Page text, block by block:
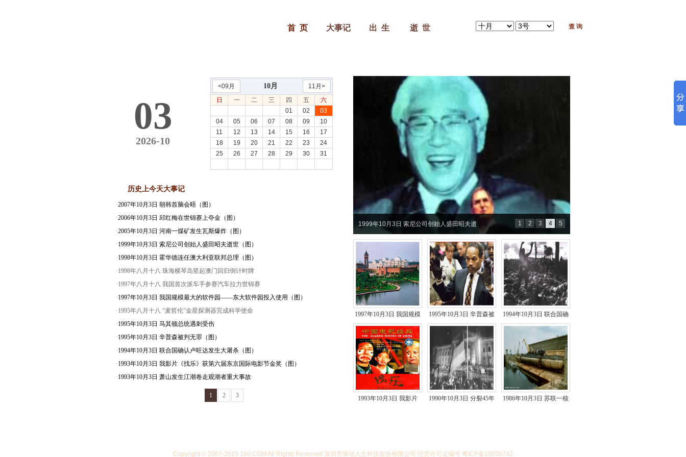
首 页 大事记 出 生 逝 世
03
2026-10
<09月 10月
11月>
日
一 二 三 四 五
六
01
02
03
04
05 06 07 08 09
10
11
12 13 14 15 16
17
18
19 20 21 22 23
24
25
26 27 28 29 30 31
历史上今天大事记
·2007年10月3日 朝韩首脑会晤（图）
·2006年10月3日 邱红梅在世锦赛上夺金（图）
·2005年10月3日 河南一煤矿发生瓦斯爆炸（图）
·1999年10月3日 索尼公司创始人盛田昭夫逝世（图）
·1998年10月3日 霍华德连任澳大利亚联邦总理（图）
·1998年八月十八 珠海横琴岛竖起澳门回归倒计时牌
·1997年八月十八 我国首次派车手参赛汽车拉力世锦赛
·1997年10月3日 我国规模最大的软件园——东大软件园投入使用（图）
·1995年八月十八 “麦哲伦”金星探测器完成科学使命
·1995年10月3日 马其顿总统遇刺受伤
·1995年10月3日 辛普森被判无罪（图）
·1994年10月3日 联合国确认卢旺达发生大屠杀（图）
·1993年10月3日 我影片《找乐》获第六届东京国际电影节金奖（图）
·1993年10月3日 萧山发生江潮卷走观潮者重大事故
1 2 3
1999年10月3日 索尼公司创始人盛田昭夫逝 1 2 3 4 5
1997年10月3日 我国规模
最大的软件园——东大..
1995年10月3日 辛普森被
判无罪
1994年10月3日 联合国确
认卢旺达发生大屠杀..
1993年10月3日 我影片
1990年10月3日 分裂45年
1986年10月3日 苏联一核
Copyright © 2007-2015 160.COM All Rights Reserved 深圳市驱动人生科技股份有限公司 经营许可证编号 粤ICP备10036742